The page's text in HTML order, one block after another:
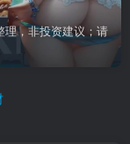
理，非投资建议；请